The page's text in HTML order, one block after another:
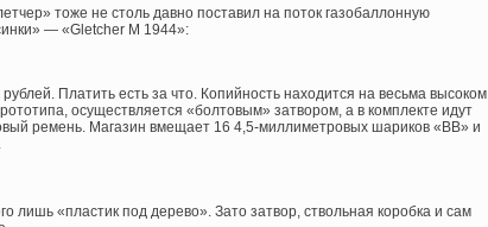
тоже не столь давно поставил на поток газобаллонную
— «Gletcher M 1944»:
Платить есть за что. Копийность находится на весьма высоком
осуществляется «болтовым» затвором, а в комплекте идут
ремень. Магазин вмещает 16 4,5-миллиметровых шариков «ВВ» и
.
лишь «пластик под дерево». Зато затвор, ствольная коробка и сам